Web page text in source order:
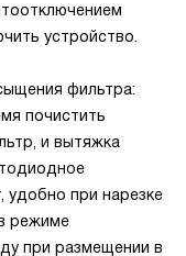
устройство.
фильтра:
почистить
и вытяжка
удобно при нарезке
режиме
при размещении в